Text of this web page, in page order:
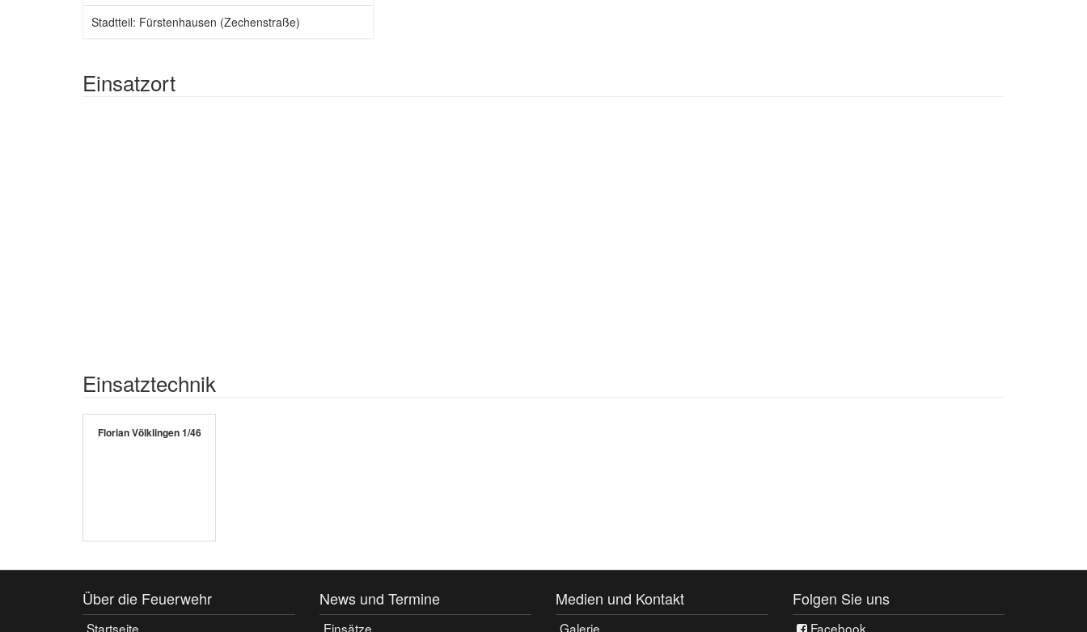
Stadtteil: Fürstenhausen (Zechenstraße)
Einsatzort
Einsatztechnik
Florian Völklingen 1/46
Über die Feuerwehr
Startseite
News und Termine
Einsätze
Medien und Kontakt
Galerie
Folgen Sie uns
Facebook